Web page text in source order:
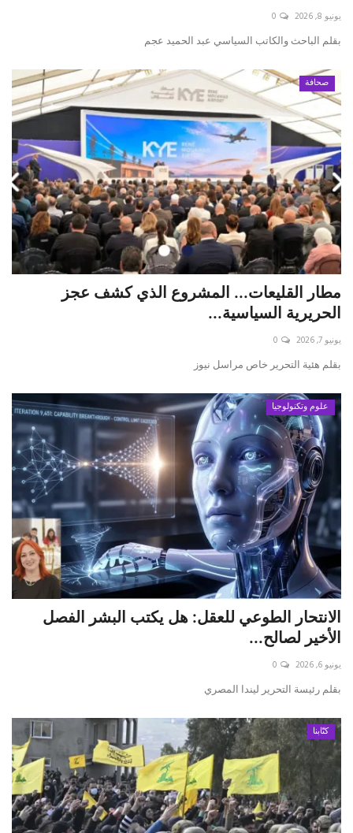
يونيو 8, 2026 0
بقلم الباحث والكاتب السياسي عبد الحميد عجم
صحافة
مطار القليعات... المشروع الذي كشف عجز
الحريرية السياسية...
يونيو 7, 2026 0
بقلم ه‍ئية التحرير خاص مراسل نيوز
علوم وتكنولوجيا
الانتحار الطوعي للعقل: هل يكتب البشر الفصل
الأخير لصالح...
يونيو 6, 2026 0
بقلم رئيسة التحرير ليندا المصري
كتّابنا